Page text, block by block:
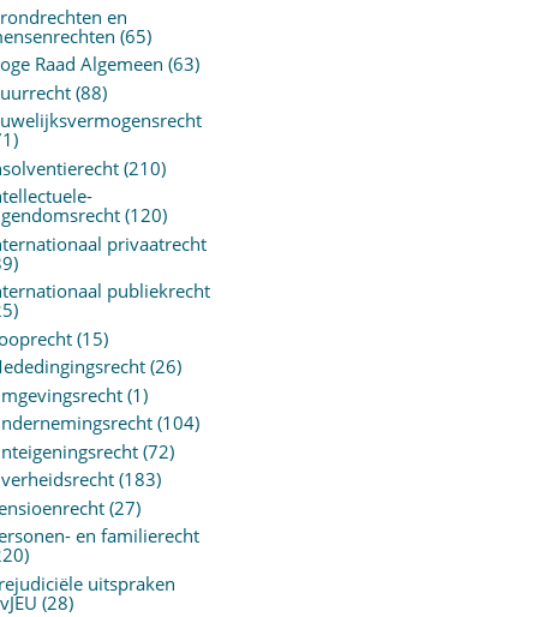
en
(65)
Raad Algemeen (63)
(88)
(210)
(120)
privaatrecht
publiekrecht
(15)
(26)
(1)
(104)
(72)
(183)
(27)
en familierecht
uitspraken
(28)